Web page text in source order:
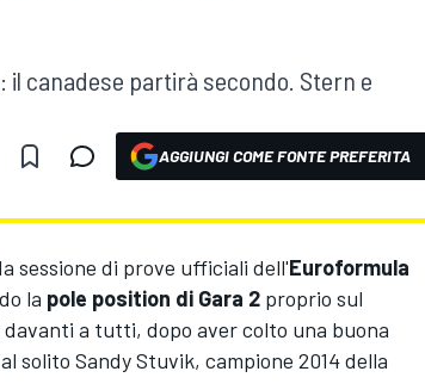
il canadese partirà secondo. Stern e
AGGIUNGI COME FONTE PREFERITA
sessione di prove ufficiali dell'Euroformula
la pole position di Gara 2 proprio sul
a tutti, dopo aver colto una buona
solito Sandy Stuvik, campione 2014 della